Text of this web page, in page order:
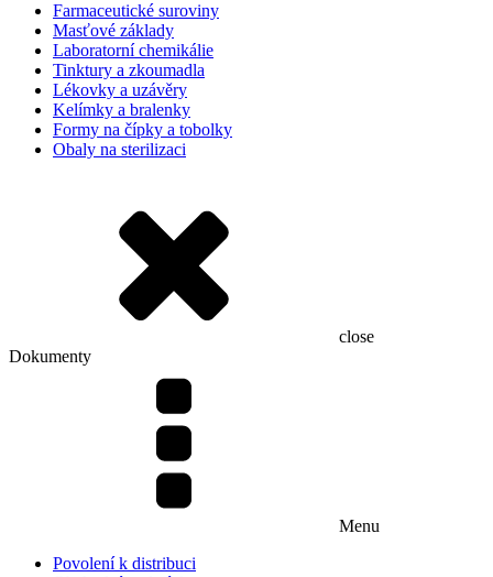
Farmaceutické suroviny
Masťové základy
Laboratorní chemikálie
Tinktury a zkoumadla
Lékovky a uzávěry
Kelímky a bralenky
Formy na čípky a tobolky
Obaly na sterilizaci
close
Dokumenty
Menu
Povolení k distribuci